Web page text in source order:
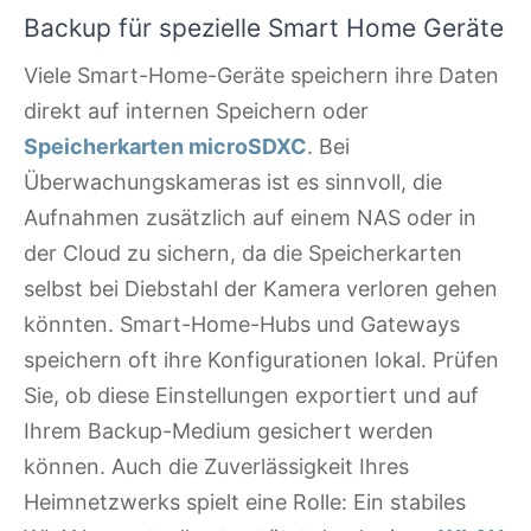
Backup für spezielle Smart Home Geräte
Viele Smart-Home-Geräte speichern ihre Daten
direkt auf internen Speichern oder
Speicherkarten microSDXC. Bei
Überwachungskameras ist es sinnvoll, die
Aufnahmen zusätzlich auf einem NAS oder in
der Cloud zu sichern, da die Speicherkarten
selbst bei Diebstahl der Kamera verloren gehen
könnten. Smart-Home-Hubs und Gateways
speichern oft ihre Konfigurationen lokal. Prüfen
Sie, ob diese Einstellungen exportiert und auf
Ihrem Backup-Medium gesichert werden
können. Auch die Zuverlässigkeit Ihres
Heimnetzwerks spielt eine Rolle: Ein stabiles